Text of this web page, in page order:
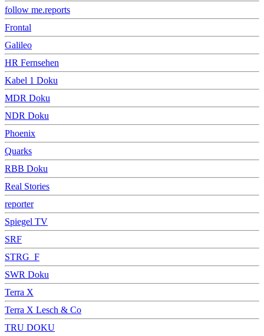
follow me.reports
Frontal
Galileo
HR Fernsehen
Kabel 1 Doku
MDR Doku
NDR Doku
Phoenix
Quarks
RBB Doku
Real Stories
reporter
Spiegel TV
SRF
STRG_F
SWR Doku
Terra X
Terra X Lesch & Co
TRU DOKU